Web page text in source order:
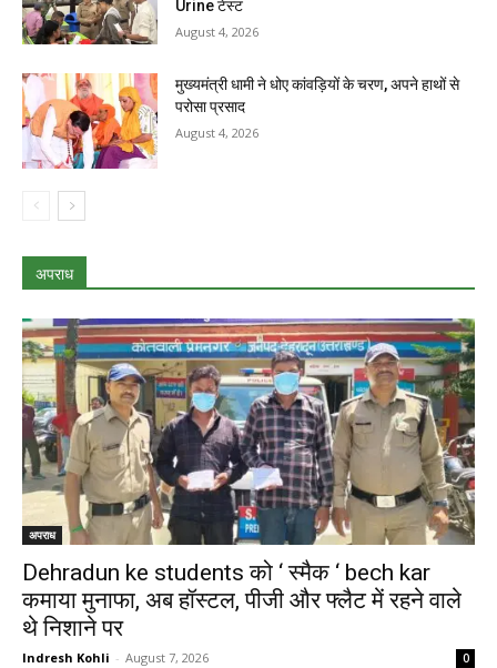
Urine टेस्ट
August 4, 2026
मुख्यमंत्री धामी ने धोए कांवड़ियों के चरण, अपने हाथों से
परोसा प्रसाद
August 4, 2026
अपराध
अपराध
Dehradun ke students को ‘ स्मैक ‘ bech kar
कमाया मुनाफा, अब हॉस्टल, पीजी और फ्लैट में रहने वाले
थे निशाने पर
Indresh Kohli - August 7, 2026 0